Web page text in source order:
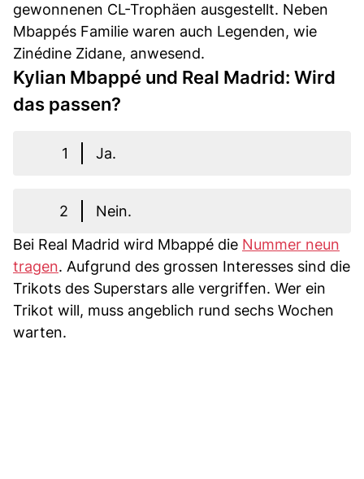
gewonnenen CL-Trophäen ausgestellt. Neben
Mbappés Familie waren auch Legenden, wie
Zinédine Zidane, anwesend.
Kylian Mbappé und Real Madrid: Wird
das passen?
1 Ja.
2
Nein.
Bei Real Madrid wird Mbappé die Nummer neun
tragen. Aufgrund des grossen Interesses sind die
Trikots des Superstars alle vergriffen. Wer ein
Trikot will, muss angeblich rund sechs Wochen
warten.